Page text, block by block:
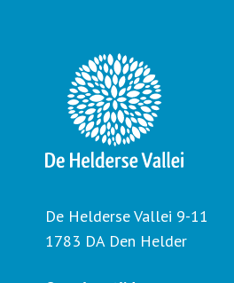
De Helderse Vallei 9-11
1783 DA Den Helder